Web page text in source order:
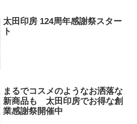
太田印房 124周年感謝祭スター
ト
まるでコスメのようなお洒落な
新商品も 太田印房でお得な創
業感謝祭開催中